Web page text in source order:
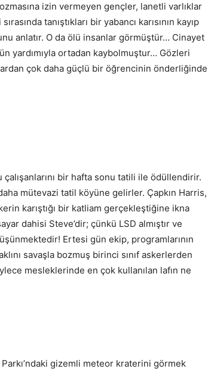
izin vermeyen gençler, lanetli varlıklar
tanıştıkları bir yabancı karısının kayıp
anlatır. O da ölü insanlar görmüştür… Cinayet
yardımıyla ortadan kaybolmuştur… Gözleri
çok daha güçlü bir öğrencinin önderliğinde
bir hafta sonu tatili ile ödüllendirir.
mütevazi tatil köyüne gelirler. Çapkın Harris,
karıştığı bir katliam gerçekleştiğine ikna
dahisi Steve’dir; çünkü LSD almıştır ve
Ertesi gün ekip, programlarının
savaşla bozmuş birinci sınıf askerlerden
mesleklerinde en çok kullanılan lafın ne
gizemli meteor kraterini görmek